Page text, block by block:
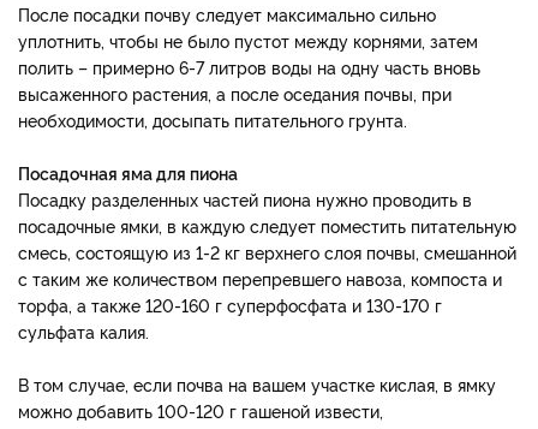
После посадки почву следует максимально сильно
уплотнить, чтобы не было пустот между корнями, затем
полить – примерно 6-7 литров воды на одну часть вновь
высаженного растения, а после оседания почвы, при
необходимости, досыпать питательного грунта.
Посадочная яма для пиона
Посадку разделенных частей пиона нужно проводить в
посадочные ямки, в каждую следует поместить питательную
смесь, состоящую из 1-2 кг верхнего слоя почвы, смешанной
с таким же количеством перепревшего навоза, компоста и
торфа, а также 120-160 г суперфосфата и 130-170 г
сульфата калия.
В том случае, если почва на вашем участке кислая, в ямку
можно добавить 100-120 г гашеной извести,